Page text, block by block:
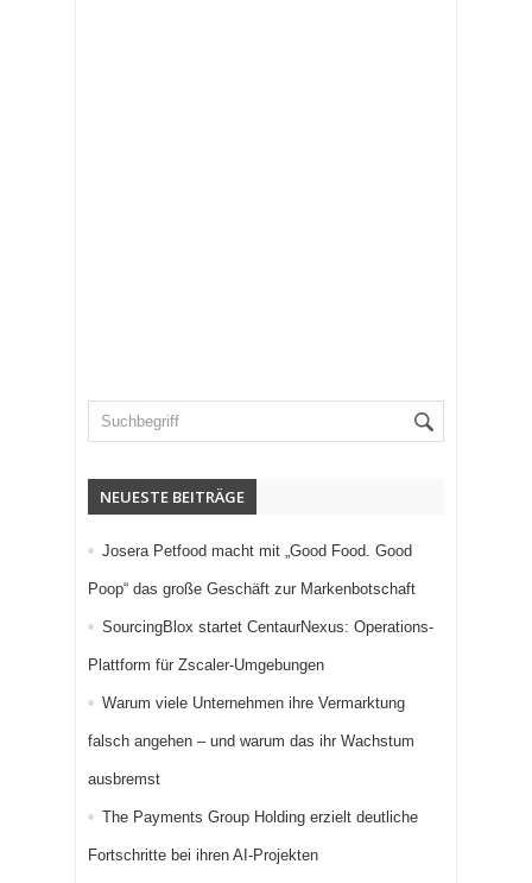
NEUESTE BEITRÄGE
Josera Petfood macht mit „Good Food. Good
Poop“ das große Geschäft zur Markenbotschaft
SourcingBlox startet CentaurNexus: Operations-
Plattform für Zscaler-Umgebungen
Warum viele Unternehmen ihre Vermarktung
falsch angehen – und warum das ihr Wachstum
ausbremst
The Payments Group Holding erzielt deutliche
Fortschritte bei ihren AI-Projekten